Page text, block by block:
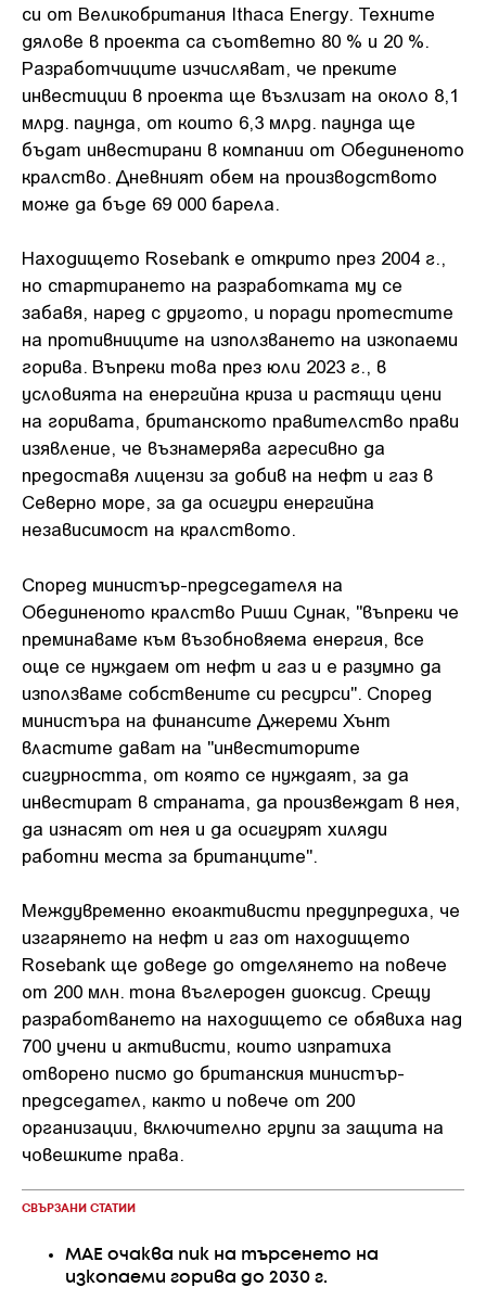
си от Великобритания Ithaca Energy. Техните
дялове в проекта са съответно 80 % и 20 %.
Разработчиците изчисляват, че преките
инвестиции в проекта ще възлизат на около 8,1
млрд. паунда, от които 6,3 млрд. паунда ще
бъдат инвестирани в компании от Обединеното
кралство. Дневният обем на производството
може да бъде 69 000 барела.
Находището Rosebank е открито през 2004 г.,
но стартирането на разработката му се
забавя, наред с другото, и поради протестите
на противниците на използването на изкопаеми
горива. Въпреки това през юли 2023 г., в
условията на енергийна криза и растящи цени
на горивата, британското правителство прави
изявление, че възнамерява агресивно да
предоставя лицензи за добив на нефт и газ в
Северно море, за да осигури енергийна
независимост на кралството.
Според министър-председателя на
Обединеното кралство Риши Сунак, "въпреки че
преминаваме към възобновяема енергия, все
още се нуждаем от нефт и газ и е разумно да
използваме собствените си ресурси". Според
министъра на финансите Джереми Хънт
властите дават на "инвеститорите
сигурността, от която се нуждаят, за да
инвестират в страната, да произвеждат в нея,
да изнасят от нея и да осигурят хиляди
работни места за британците".
Междувременно eкоактивисти предупредиха, че
изгарянето на нефт и газ от находището
Rosebank ще доведе до отделянето на повече
от 200 млн. тона въглероден диоксид. Срещу
разработването на находището се обявиха над
700 учени и активисти, които изпратиха
отворено писмо до британския министър-
председател, както и повече от 200
организации, включително групи за защита на
човешките права.
СВЪРЗАНИ СТАТИИ
МАЕ очаква пик на търсенето на
изкопаеми горива до 2030 г.